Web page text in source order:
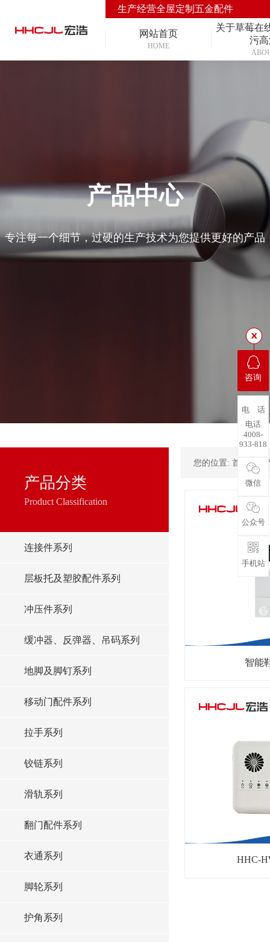
生产经营全屋定制五金配件
网站首页
HOME
关于草莓在
污
产品中心
专注每一个细节，过硬的生产技术为您提供更好的产品
产品分类
Product Classification
连接件系列
层板托及塑胶配件系列
冲压件系列
缓冲器、反弹器、吊码系列
地脚及脚钉系列
移动门配件系列
拉手系列
铰链系列
滑轨系列
翻门配件系列
衣通系列
脚轮系列
护角系列
您的位置: 首页->
智能
HHC-
咨询
电 话
电话
4008-
933-818
微信
公众号
手机站